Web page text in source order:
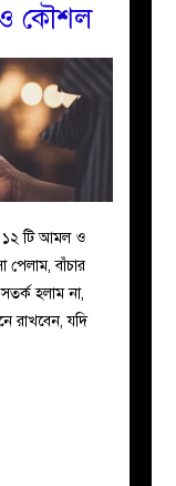
ও কৌশল
১২ টি আমল ও
বাঁচার
হলাম না,
রাখবেন, যদি